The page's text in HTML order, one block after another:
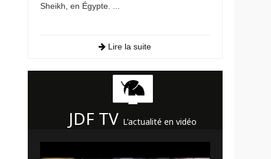
Sheikh, en Égypte. ...
Lire la suite
JDF TV L'actualité en vidéo